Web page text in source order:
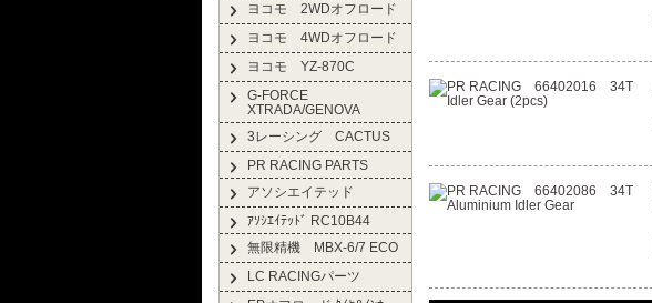
ヨコモ 2WDオフロード
ヨコモ 4WDオフロード
ヨコモ YZ-870C
G-FORCE
XTRADA/GENOVA
3レーシング CACTUS
PR RACING PARTS
アソシエイテッド
ｱｿｼｴｲﾃｯﾄﾞ RC10B44
無限精機 MBX-6/7 ECO
LC RACINGパーツ